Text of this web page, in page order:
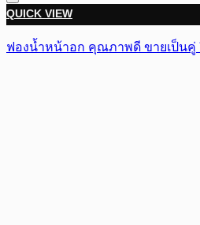
QUICK VIEW
ฟองน้ำหน้าอก คุณภาพดี ขายเป็นคู่